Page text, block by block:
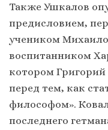
Также Ушкалов
предисловием,
учеником
воспитанником
котором
перед тем, как
философом».
последнего